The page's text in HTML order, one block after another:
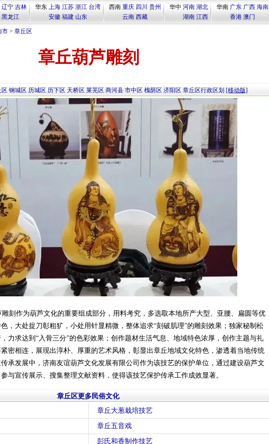
辽宁 吉林
黑龙江
华东 上海 江苏 浙江 台湾
安徽 福建 山东
西南 重庆 四川 贵州
云南 西藏
华中 河南 湖北
湖南 江西
华南 广东 广西 海南
香港 澳门
市> 章丘区
章丘葫芦雕刻
区 钢城区 历城区 历下区 天桥区 莱芜区 商河县 市中区 槐荫区 济阳区 章丘区行政区划 [移动版]
刻作为葫芦文化的重要组成部分，用料考究，多选取本地所产大型、亚腰、扁圆等优
，大处捉刀彰粗犷，小处用针显精微，整体追求“刻破肌理”的雕刻效果；独家秘制松
力求达到“入骨三分”的色彩效果；创作题材生活气息、地域特色浓厚，创作主题与礼
密相连，展现出淳朴、厚重的艺术风格，彰显出章丘地域文化特色，渗透着当地传统
承发展中，济南友谊葫芦文化发展有限公司作为该技艺的保护单位，通过建设葫芦文
与宣传展示、搜集整理文献资料，使得该技艺保护传承工作成效显著。
章丘区更多民俗文化
章丘大葱栽培技艺
章丘五音戏
彭氏和香制作技艺